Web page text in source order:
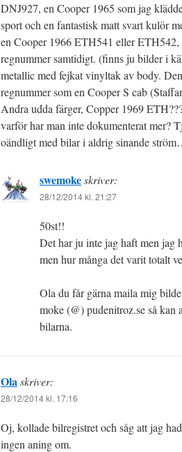
DNJ927, en Cooper 1965 som jag
sport och en fantastisk matt svart kulör
en Cooper 1966 ETH541 eller ETH542,
regnummer samtidigt. (finns ju bilder i
metallic med fejkat vinyltak av body.
regnummer som en Cooper S cab
Andra udda färger, Copper 1969
varför har man inte dokumenterat mer?
oändligt med bilar i aldrig sinande
swemokeskriver:
28/12/2014 kl. 21:27
50st!!
Det har ju inte jag haft men jag
men hur många det varit totalt
Ola du får gärna maila mig
moke (@) pudenitroz.se så
bilarna.
Olaskriver:
28/12/2014 kl. 17:16
Oj, kollade bilregistret och såg att jag
ingen aning om.